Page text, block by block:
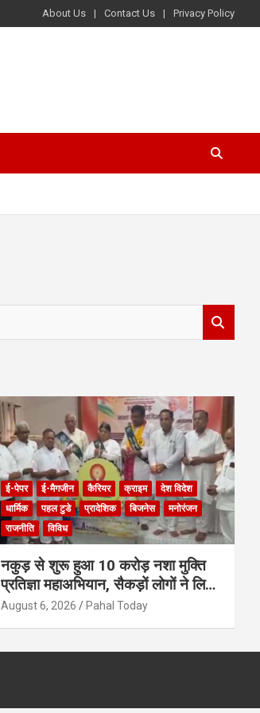
About Us Contact Us Privacy Policy
ई-पेपर ई-मैगजीन कैरियर क्राइम
देश विदेश
धार्मिक
पहल टुडे प्रादेशिक बिजनेस
मनोरंजन
राजनीति
विविध
नकुड़ से शुरू हुआ 10 करोड़ नशा मुक्ति
प्रतिज्ञा महाअभियान, सैकड़ों लोगों ने लिया
नशामुक्त भारत का संकल्प
August 6, 2026 Pahal Today